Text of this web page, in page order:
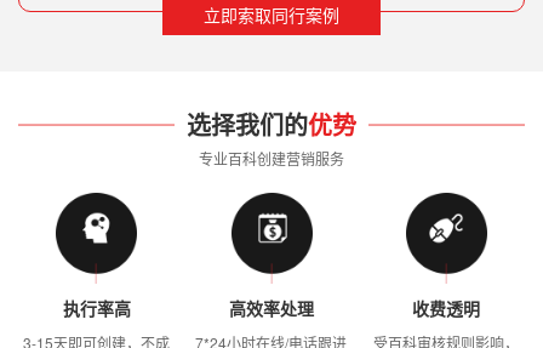
立即索取同行案例
选择我们的优势
专业百科创建营销服务
执行率高
3-15天即可创建，不成
高效率处理
7*24小时在线/电话跟进
收费透明
受百科审核规则影响，